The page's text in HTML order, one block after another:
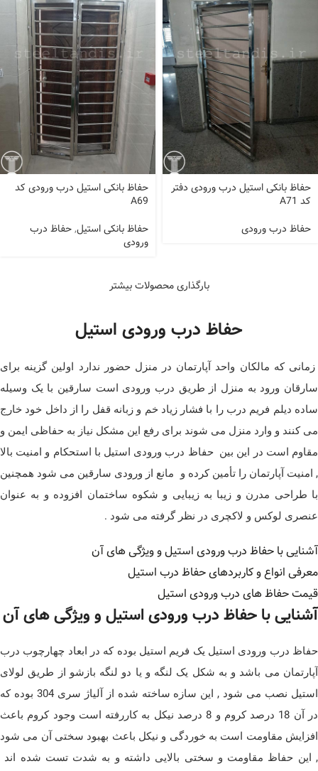
حفاظ بانکی استیل درب ورودی دفتر
کد A71
حفاظ درب ورودی
حفاظ بانکی استیل درب ورودی کد
A69
حفاظ بانکی استیل,حفاظ درب
ورودی
بارگذاری محصولات بیشتر
حفاظ درب ورودی استیل
زمانی که مالکان واحد آپارتمان در منزل حضور ندارد اولین گزینه برای
سارقان ورود به منزل از طریق درب ورودی است سارقین با یک وسیله
ساده دیلم فریم درب را با فشار زیاد خم و زبانه قفل را از داخل خود خارج
می کنند و وارد منزل می شوند برای رفع این مشکل نیاز به حفاظی ایمن و
مقاوم است در این بین حفاظ درب ورودی استیل با استحکام و امنیت بالا
, امنیت آپارتمان را تأمین کرده و مانع از ورودی سارقین می شود همچنین
با طراحی مدرن و زیبا به زیبایی و شکوه ساختمان افزوده و به عنوان
عنصری لوکس و لاکچری در نظر گرفته می شود .
آشنایی با حفاظ درب ورودی استیل و ویژگی های آن
معرفی انواع و کاربردهای حفاظ درب استیل
قیمت حفاظ های درب ورودی استیل
آشنایی با حفاظ درب ورودی استیل و ویژگی های آن
حفاظ درب ورودی استیل یک فریم استیل بوده که در ابعاد چهارچوب درب
آپارتمان می باشد و به شکل یک لنگه و یا دو لنگه بازشو از طریق لولای
استیل نصب می شود , این سازه ساخته شده از آلیاژ سری 304 بوده که
در آن 18 درصد کروم و 8 درصد نیکل به کاررفته است وجود کروم باعث
افزایش مقاومت است به خوردگی و نیکل باعث بهبود سختی آن می شود
, این حفاظ مقاومت و سختی بالایی داشته و به شدت تست شده اند